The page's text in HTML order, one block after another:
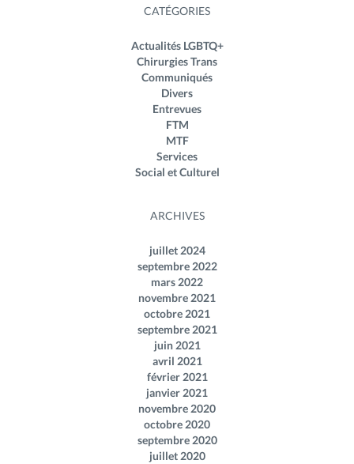
CATÉGORIES
Actualités LGBTQ+
Chirurgies Trans
Communiqués
Divers
Entrevues
FTM
MTF
Services
Social et Culturel
ARCHIVES
juillet 2024
septembre 2022
mars 2022
novembre 2021
octobre 2021
septembre 2021
juin 2021
avril 2021
février 2021
janvier 2021
novembre 2020
octobre 2020
septembre 2020
juillet 2020